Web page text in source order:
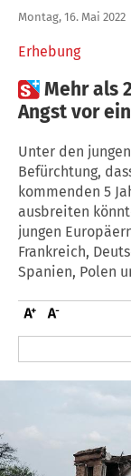
Erhebung
Montag, 16. Mai 2022
Mehr als
Angst vor
Unter den
Befürchtung,
kommenden 5
ausbreiten
jungen
Frankreich,
Spanien, Polen